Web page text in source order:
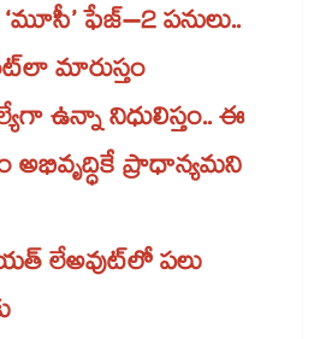
ఫేజ్–2 పనులు..
మారుస్తం
ఉన్నా నిధులిస్తం.. ఈ
అభివృద్ధికే ప్రాధాన్యమని
లేఅవుట్‌‌‌‌లో పలు